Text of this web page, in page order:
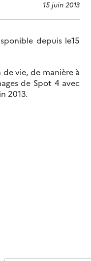
15 juin 2013
depuis le15
vie, de manière à
de Spot 4 avec
2013.